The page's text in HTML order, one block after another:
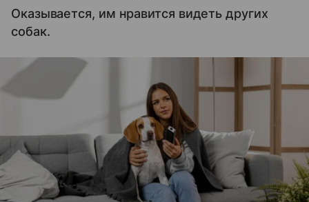
Оказывается, им нравится видеть других
собак.